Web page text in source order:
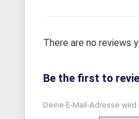
There are no reviews
Be the first to
Deine E-Mail-Adresse